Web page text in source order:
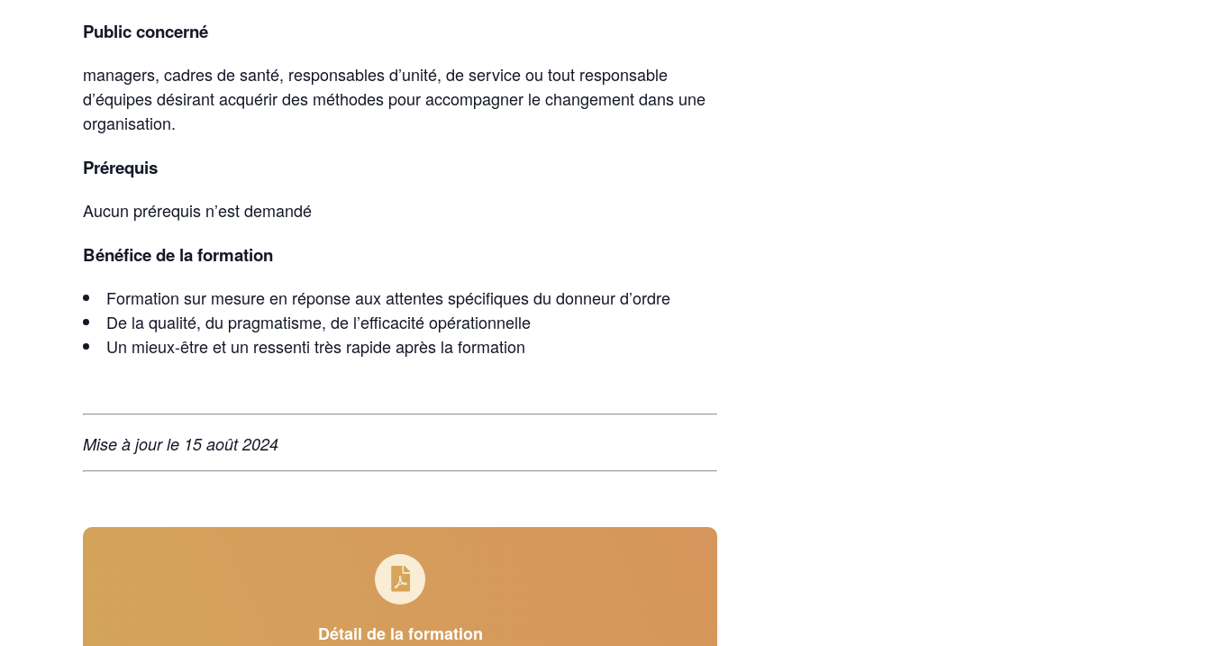
Public concerné
managers, cadres de santé, responsables d’unité, de service ou tout responsable
d’équipes désirant acquérir des méthodes pour accompagner le changement dans une
organisation.
Prérequis
Aucun prérequis n’est demandé
Bénéfice de la formation
Formation sur mesure en réponse aux attentes spécifiques du donneur d’ordre
De la qualité, du pragmatisme, de l’efficacité opérationnelle
Un mieux-être et un ressenti très rapide après la formation
Mise à jour le 15 août 2024
Détail de la formation